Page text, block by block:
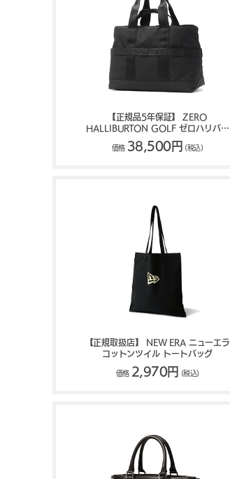
【正規品5年保証】 ZERO
HALLIBURTON GOLF ゼロハリバー
トンゴルフ RGF Series Large Locker
Tote ZHG-B26 85281
価格 38,500円 (税込)
【正規取扱店】 NEW ERA ニューエラ
コットンツイル トートバッグ
価格 2,970円 (税込)